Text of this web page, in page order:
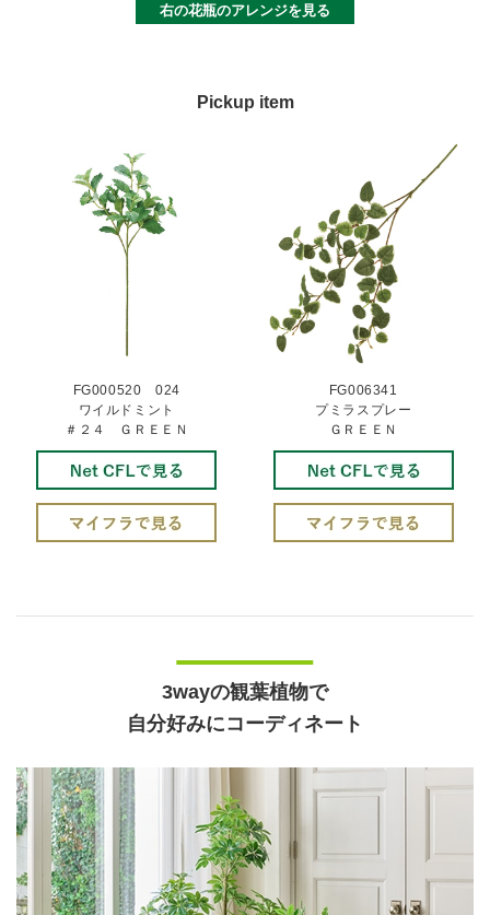
右の花瓶のアレンジを見る
Pickup item
FG000520 024
ワイルドミント
＃２４ ＧＲＥＥＮ
FG006341
プミラスプレー
ＧＲＥＥＮ
3wayの観葉植物で
自分好みにコーディネート